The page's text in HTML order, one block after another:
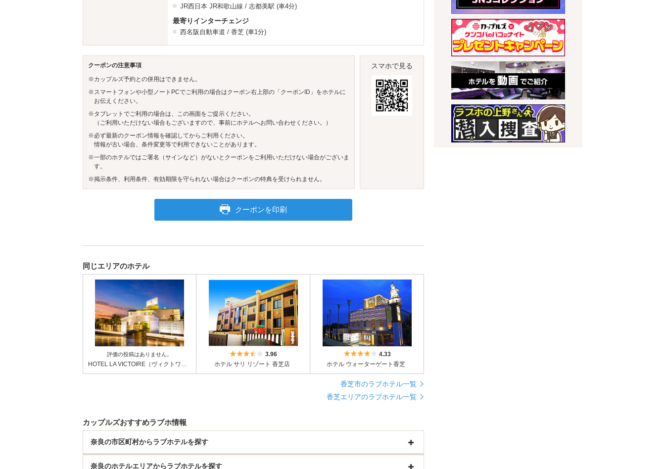
JR西日本 JR和歌山線 / 志都美駅 (車4分)
最寄りインターチェンジ
西名阪自動車道 / 香芝 (車1分)
クーポンの注意事項
※カップルズ予約との併用はできません。
※スマートフォンや小型ノートPCでご利用の場合はクーポン右上部の「クーポンID」をホテルに
お伝えください。
※タブレットでご利用の場合は、この画面をご提示ください。
（ご利用いただけない場合もございますので、事前にホテルへお問い合わせください。）
※必ず最新のクーポン情報を確認してからご利用ください。
情報が古い場合、条件変更等で利用できないことがあります。
※一部のホテルではご署名（サインなど）がないとクーポンをご利用いただけない場合がございま
す。
※掲示条件、利用条件、有効期限を守られない場合はクーポンの特典を受けられません。
スマホで見る
クーポンを印刷
同じエリアのホテル
評価の投稿はありません。
HOTEL LA VICTOIRE（ヴィクトワール）【HAYAMA HOTELS】
5つ星のうち3.5
3.96
ホテル サリ リゾート 香芝店
5つ星のうち4
4.33
ホテル ウォーターゲート香芝
香芝市のラブホテル一覧
香芝エリアのラブホテル一覧
カップルズおすすめラブホ情報
奈良の市区町村からラブホテルを探す
奈良のホテルエリアからラブホテルを探す